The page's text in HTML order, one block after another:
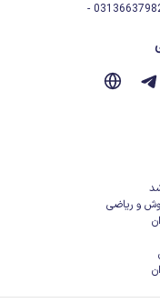
03136624375 - 03136612617 - 03136637982 -
و ریاضی